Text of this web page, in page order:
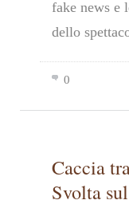
fake news e
dello
0
Caccia
Svolta